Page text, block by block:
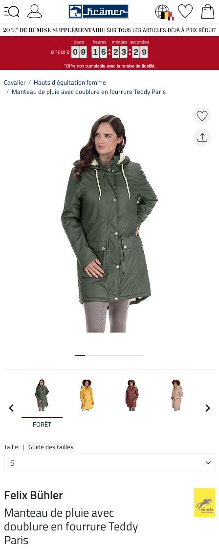
encore 0
0
0
0 9
9
9
9 1
1
1
1 6
6
6
6 2
2
2
2 3
3
3
3 2
2
2
2 8
8
8
8
Cavalier
Hauts d'équitation femme
Manteau de pluie avec doublure en fourrure Teddy Paris
FORÊT
Taille: | Guide des tailles
Felix Bühler
Manteau de pluie avec
doublure en fourrure Teddy
Paris